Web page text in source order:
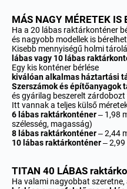
MÁS NAGY MÉRETEK IS
Ha a 20 lábas raktárkonténer
és nagyobb modellek is
Kisebb mennyiségű holmi
lábas vagy 10 lábas
Egy kis konténer bérlése
kiválóan alkalmas háztartási
Szerszámok és építőanyagok
és gyárilag beszerelt
Itt vannak a teljes külső
6 lábas raktárkonténer– 1,98
szélesség, magasság)
8 lábas raktárkonténer– 2,44
10 lábas raktárkonténer– 2,99
TITAN 40 LÁBAS
Ha valami nagyobbat szeretne,